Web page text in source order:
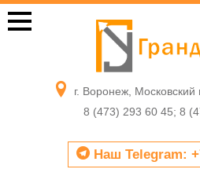
г. Воронеж, Московский
8 (473) 293 60 45; 8
Наш Telegram: